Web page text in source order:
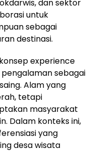
dan sektor
untuk
sebagai
destinasi.
experience
sebagai
Alam yang
tetapi
masyarakat
Dalam konteks ini,
yang
desa wisata